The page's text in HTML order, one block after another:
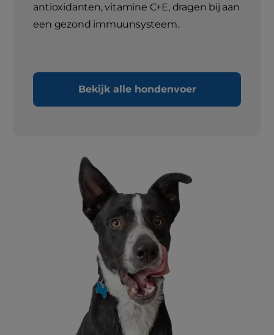
antioxidanten, vitamine C+E, dragen bij aan
een gezond immuunsysteem.
Bekijk alle hondenvoer